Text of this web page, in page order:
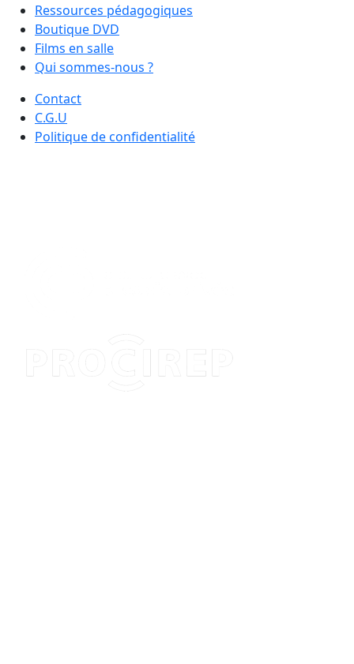
Ressources pédagogiques
Boutique DVD
Films en salle
Qui sommes-nous ?
Contact
C.G.U
Politique de confidentialité